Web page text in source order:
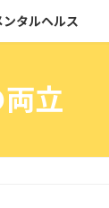
ンタルヘルス
立